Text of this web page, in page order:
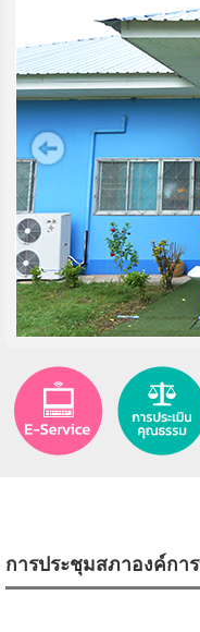
การประชุมสภาองค์กา